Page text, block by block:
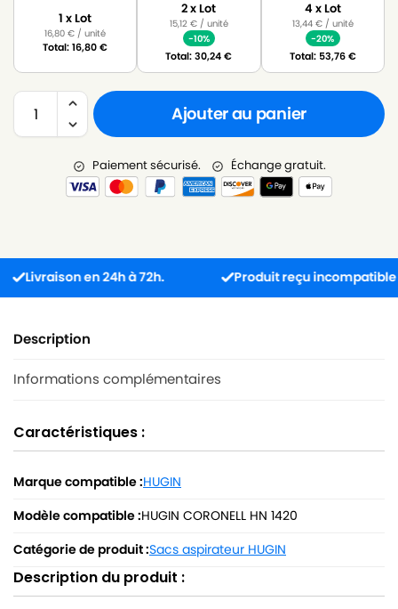
1 x Lot
16,80€ / unité
Total:16,80€
2 x Lot
15,12 €/ unité
-10%
Total:30,24€
4 x Lot
13,44 €/ unité
-20%
Total: 53,76€
Ajouter au panier
Paiement sécurisé. Échange gratuit.
en 24h à 72h. Produit reçu incompatible ?
Description
Informations complémentaires
Caractéristiques :
Marque compatible :HUGIN
Modèle compatible :HUGIN CORONELL HN 1420
Catégorie de produit :Sacs aspirateur HUGIN
Description du produit :